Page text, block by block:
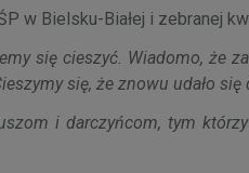
w Bielsku-Białej i zebranej
się cieszyć. Wiadomo, że
się, że znowu udało się
i darczyńcom, tym